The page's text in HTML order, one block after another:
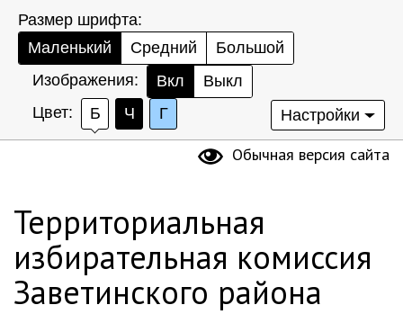
Размер шрифта:
Маленький
Средний
Большой
Изображения:
Вкл
Выкл
Цвет:
Б Ч Г Настройки
Обычная версия сайта
Территориальная
избирательная комиссия
Заветинского района